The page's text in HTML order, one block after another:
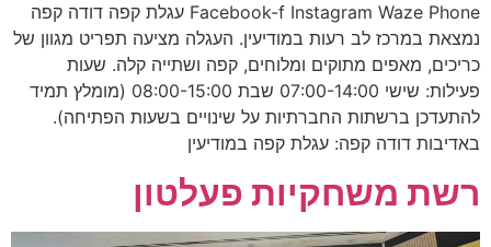
Facebook-f Instagram Waze Phone עגלת קפה דודה קפה
נמצאת במרכז לב רעות במודיעין. העגלה מציעה תפריט מגוון של
כריכים, מאפים מתוקים ומלוחים, קפה ושתייה קלה. שעות
פעילות: שישי 07:00-14:00 שבת 08:00-15:00 (מומלץ תמיד
להתעדכן ברשתות החברתיות על שינויים בשעות הפתיחה).
באדיבות דודה קפה: עגלת קפה במודיעין
רשת משחקיות פעלטון